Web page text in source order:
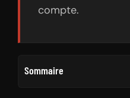
compte.
Sommaire